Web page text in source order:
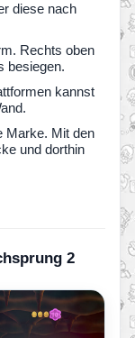
diese nach
Rechts oben
besiegen.
kannst
Marke. Mit den
und dorthin
2